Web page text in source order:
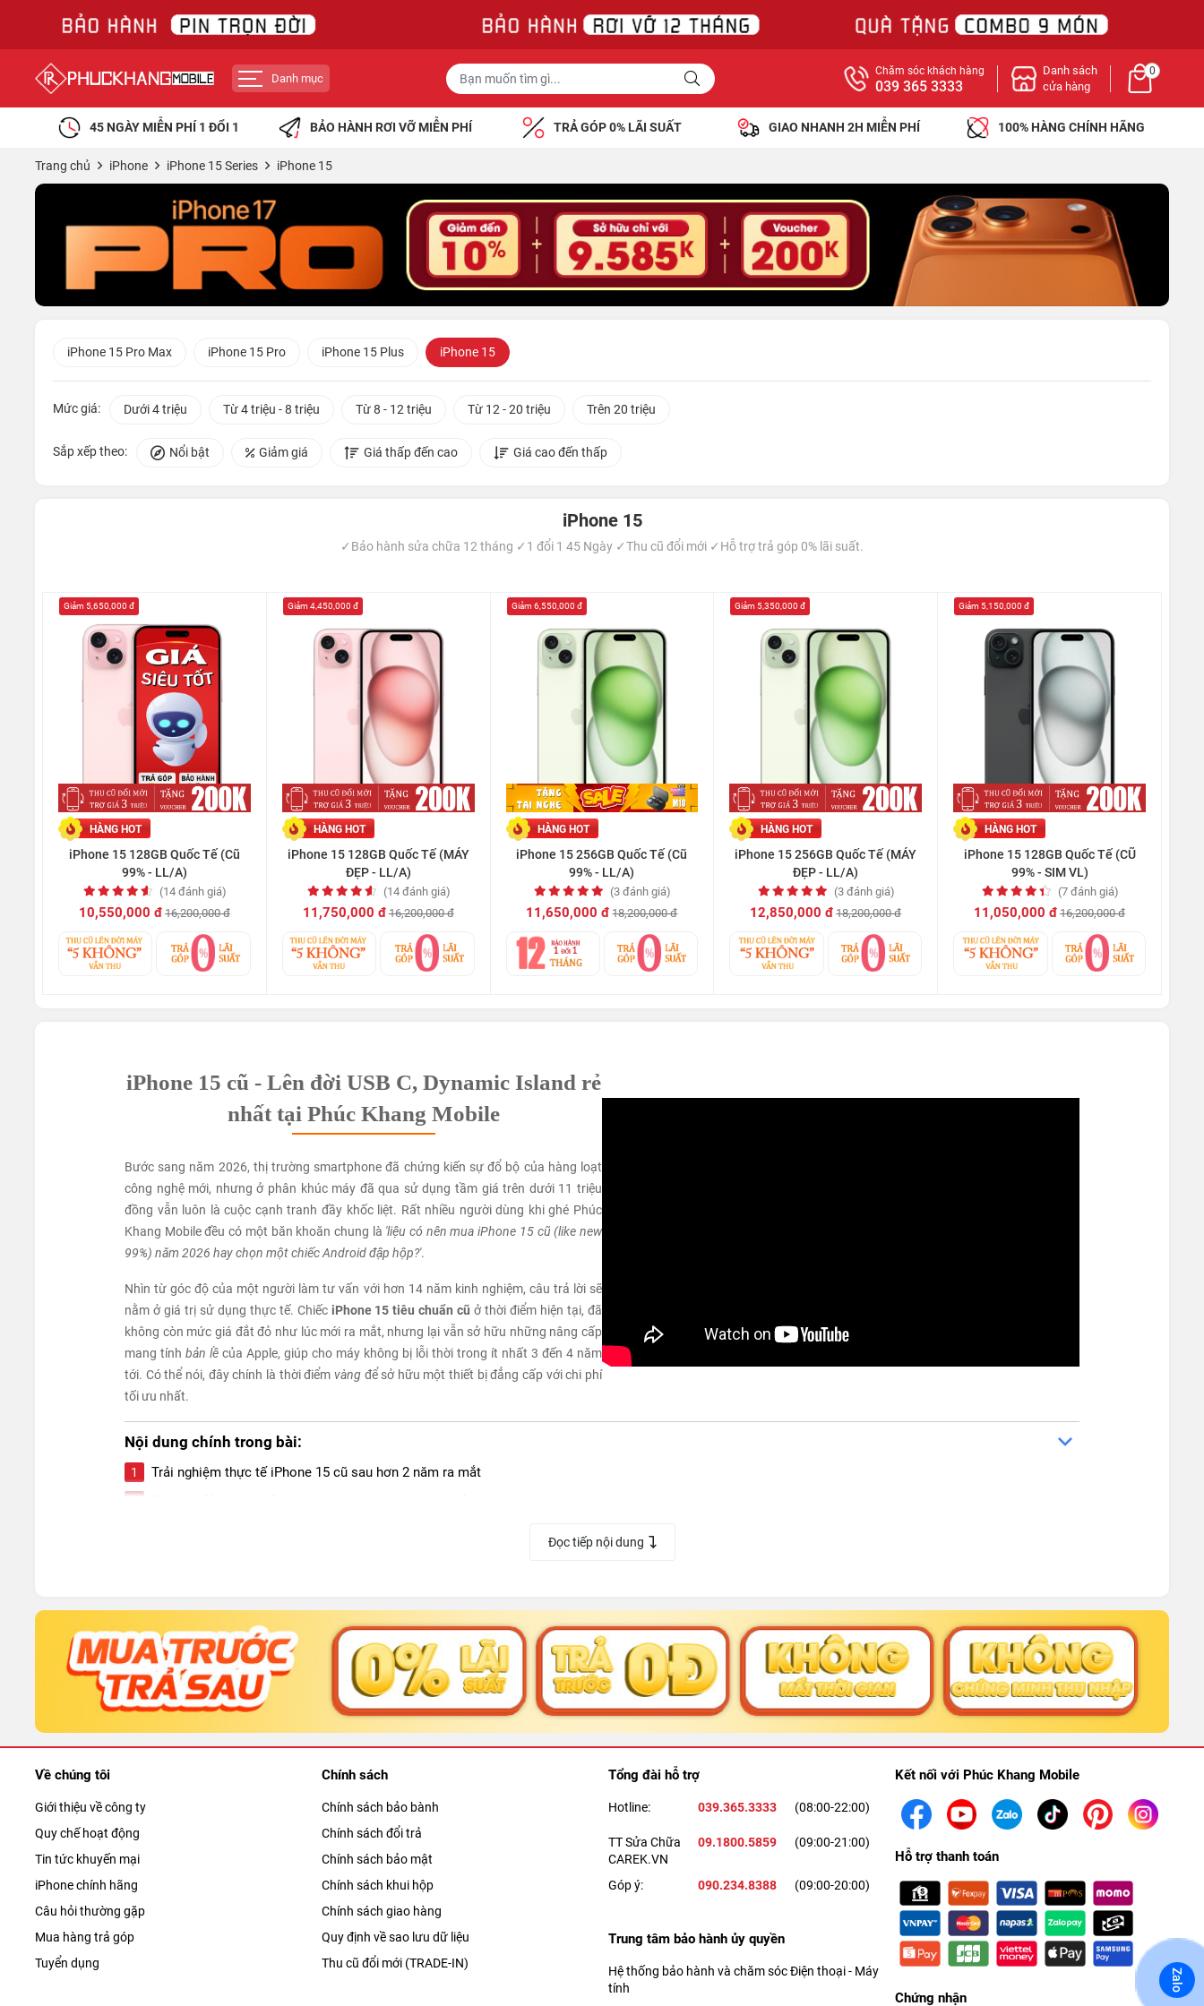
Danh mục
Chăm sóc khách hàng
039 365 3333
Danh sách
cửa hàng
0
45 NGÀY MIỄN PHÍ 1 ĐỔI 1 BẢO HÀNH RƠI VỠ MIỄN PHÍ TRẢ GÓP 0% LÃI SUẤT GIAO NHANH 2H MIỄN PHÍ 100% HÀNG CHÍNH HÃNG
Trang chủ iPhone iPhone 15 Series iPhone 15
iPhone 15 Pro Max iPhone 15 Pro iPhone 15 Plus iPhone 15
Mức giá: Dưới 4 triệu Từ 4 triệu - 8 triệu Từ 8 - 12 triệu Từ 12 - 20 triệu Trên 20 triệu
Sắp xếp theo: Nổi bật Giảm giá Giá thấp đến cao Giá cao đến thấp
iPhone 15
✓Bảo hành sửa chữa 12 tháng ✓1 đổi 1 45 Ngày ✓Thu cũ đổi mới ✓Hỗ trợ trả góp 0% lãi suất.
HÀNG HOT
iPhone 15 128GB Quốc Tế (Cũ
99% - LL/A)
(14 đánh giá)
10,550,000 đ 16,200,000 đ
Giảm 5,650,000 đ
HÀNG HOT
iPhone 15 128GB Quốc Tế (MÁY
ĐẸP - LL/A)
(14 đánh giá)
11,750,000 đ 16,200,000 đ
Giảm 4,450,000 đ
HÀNG HOT
iPhone 15 256GB Quốc Tế (Cũ
99% - LL/A)
(3 đánh giá)
11,650,000 đ 18,200,000 đ
Giảm 6,550,000 đ
HÀNG HOT
iPhone 15 256GB Quốc Tế (MÁY
ĐẸP - LL/A)
(3 đánh giá)
12,850,000 đ 18,200,000 đ
Giảm 5,350,000 đ
HÀNG HOT
iPhone 15 128GB Quốc Tế (CŨ
99% - SIM VL)
(7 đánh giá)
11,050,000 đ 16,200,000 đ
Giảm 5,150,000 đ
iPhone 15 cũ - Lên đời USB C, Dynamic Island rẻ
nhất tại Phúc Khang Mobile
Bước sang năm 2026, thị trường smartphone đã chứng kiến sự đổ bộ của hàng loạt
công nghệ mới, nhưng ở phân khúc máy đã qua sử dụng tầm giá trên dưới 11 triệu
đồng vẫn luôn là cuộc cạnh tranh đầy khốc liệt. Rất nhiều người dùng khi ghé Phúc
Khang Mobile đều có một băn khoăn chung là 'liệu có nên mua iPhone 15 cũ (like new
99%) năm 2026 hay chọn một chiếc Android đập hộp?'.
Nhìn từ góc độ của một người làm tư vấn với hơn 14 năm kinh nghiệm, câu trả lời sẽ
nằm ở giá trị sử dụng thực tế. Chiếc iPhone 15 tiêu chuẩn cũ ở thời điểm hiện tại, đã
không còn mức giá đắt đỏ như lúc mới ra mắt, nhưng lại vẫn sở hữu những nâng cấp
mang tính bản lề của Apple, giúp cho máy không bị lỗi thời trong ít nhất 3 đến 4 năm
tới. Có thể nói, đây chính là thời điểm vàngđể sở hữu một thiết bị đẳng cấp với chi phí
tối ưu nhất.
Nội dung chính trong bài:
Trải nghiệm thực tế iPhone 15 cũ sau hơn 2 năm ra mắt
Phân loại tình trạng iPhone 15 cũ minh bạch tại Phúc Khang Mobile
Cẩm nang test iPhone 15 cũ chuẩn chuyên gia tại chỗ
Bảng giá iPhone 15 cũ mới nhất tại Phúc Khang Mobile
So sánh iPhone 15 cũ với 14 Pro và 13 Pro Max
Đặc quyền 5 sao khi mua iPhone 15 cũ tại Phúc Khang Mobile
Hệ thống cửa hàng Phúc Khang Mobile
Trải nghiệm thực tế iPhone 15 cũ sau hơn 2 năm ra mắt
Kể từ thời điểm ra mắt, chiếc iPhone tiêu chuẩn này đã hoàn toàn rủ bỏ được cái mác bình cũ rượu mới, thường được người dùng gán cho các dòng máy không có sự thay đổi
so với đời trước. Và khi được trải nghiệm trên tay, tôi đã thực sự ấn tượng với những giá trị cốt lõi mà nó mang lại cho người dùng ở thời điểm hiện tại.
Đọc tiếp nội dung
Về chúng tôi
Giới thiệu về công ty
Quy chế hoạt động
Tin tức khuyến mại
iPhone chính hãng
Câu hỏi thường gặp
Mua hàng trả góp
Tuyển dụng
Chính sách
Chính sách bảo bành
Chính sách đổi trả
Chính sách bảo mật
Chính sách khui hộp
Chính sách giao hàng
Quy định về sao lưu dữ liệu
Thu cũ đổi mới (TRADE-IN)
Tổng đài hỗ trợ
Hotline: 039.365.3333 (08:00-22:00)
TT Sửa Chữa
CAREK.VN
09.1800.5859 (09:00-21:00)
Góp ý: 090.234.8388 (09:00-20:00)
Trung tâm bảo hành ủy quyền
Hệ thống bảo hành và chăm sóc Điện thoại - Máy
tính
Kết nối với Phúc Khang Mobile
Hỗ trợ thanh toán
Chứng nhận
Zalo